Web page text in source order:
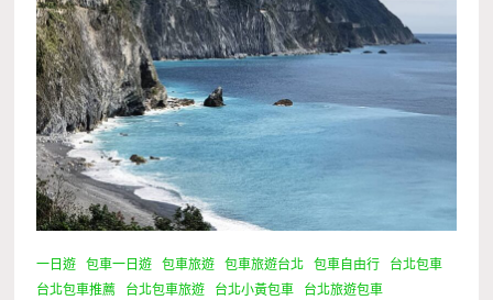
一日遊 包車一日遊 包車旅遊 包車旅遊台北 包車自由行
台北包車
台北包車推薦
台北包車旅遊 台北小黃包車
台北旅遊包車